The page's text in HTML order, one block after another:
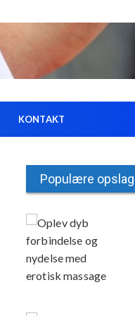
KONTAKT
Populære opslag